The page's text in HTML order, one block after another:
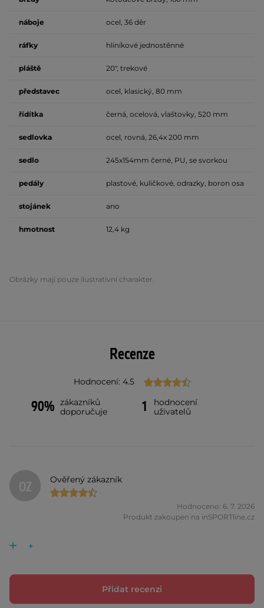
náboje ocel, 36 děr
ráfky hliníkové jednostěnné
pláště 20", trekové
představec ocel, klasický, 80 mm
řídítka černá, ocelová, vlaštovky, 520 mm
sedlovka ocel, rovná, 26,4x 200 mm
sedlo 245x154mm černé, PU, se svorkou
pedály plastové, kuličkové, odrazky, boron osa
stojánek ano
hmotnost 12,4 kg
Obrázky mají pouze ilustrativní charakter.
Recenze
Hodnocení: 4.5
90% zákazníků
doporučuje
1
hodnocení
uživatelů
OZ Ověřený zákazník
Hodnoceno: 6. 7. 2026
Produkt zakoupen na inSPORTline.cz
+
Přidat recenzi